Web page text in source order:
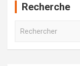
Recherche